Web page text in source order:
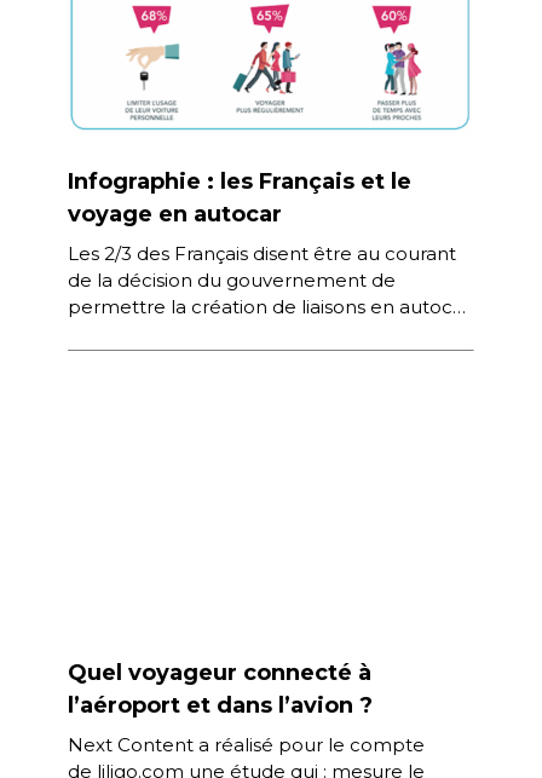
Infographie : les Français et le
voyage en autocar
Les 2/3 des Français disent être au courant
de la décision du gouvernement de
permettre la création de liaisons en autocar
Quel voyageur connecté à
l’aéroport et dans l’avion ?
Next Content a réalisé pour le compte
de liligo.com une étude qui : mesure le